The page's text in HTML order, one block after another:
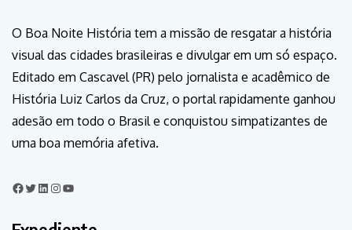
O Boa Noite História tem a missão de resgatar a história
visual das cidades brasileiras e divulgar em um só espaço.
Editado em Cascavel (PR) pelo jornalista e acadêmico de
História Luiz Carlos da Cruz, o portal rapidamente ganhou
adesão em todo o Brasil e conquistou simpatizantes de
uma boa memória afetiva.